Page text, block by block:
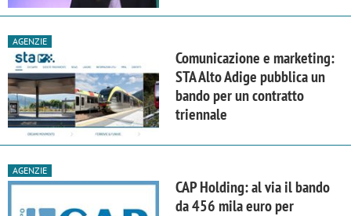
AGENZIE
Comunicazione e marketing:
STA Alto Adige pubblica un
bando per un contratto
triennale
AGENZIE
CAP Holding: al via il bando
da 456 mila euro per